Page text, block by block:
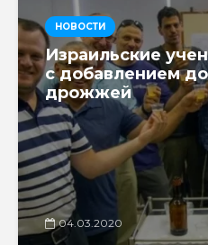
НОВОСТИ
Израильские
с добавлением
дрожжей
04.03.2020